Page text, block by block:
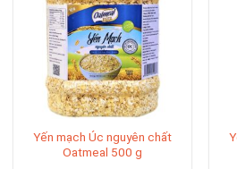
Yến mạch Úc nguyên chất
Oatmeal 500 g